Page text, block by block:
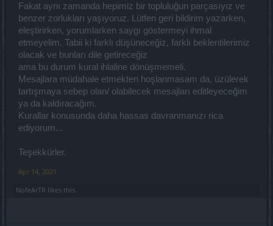
Fakat aynı zamanda hepimiz bir topluluğun parçasıyız ve
benzer zorlukları yaşıyoruz. Lütfen geri bildirim yazarken,
eleştirirken, yorumlarken saygı göstermeyi ihmal
etmeyelim. Tabii ki farklı düşüneceğiz, farklı beklentilerimiz
olacak ve bunları dile getireceğiz
ama bu durum kural ihlaline dönüşmemeli.
Mesajlara müdahale etmekten hoşlanmasam da, üzülerek
tartışmaya sebep olan/ olabilecek mesajları editleyeceğim
ya da kaldıracağım.
Kurallar konusunda daha hassas davranmanızı rica
ediyorum...
Teşekkürler.
Apr 14, 2021
NofeArTR likes this.